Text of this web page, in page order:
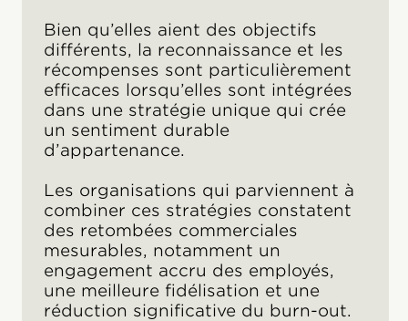
Bien qu’elles aient des objectifs
différents, la reconnaissance et les
récompenses sont particulièrement
efficaces lorsqu’elles sont intégrées
dans une stratégie unique qui crée
un sentiment durable
d’appartenance.
Les organisations qui parviennent à
combiner ces stratégies constatent
des retombées commerciales
mesurables, notamment un
engagement accru des employés,
une meilleure fidélisation et une
réduction significative du burn-out.